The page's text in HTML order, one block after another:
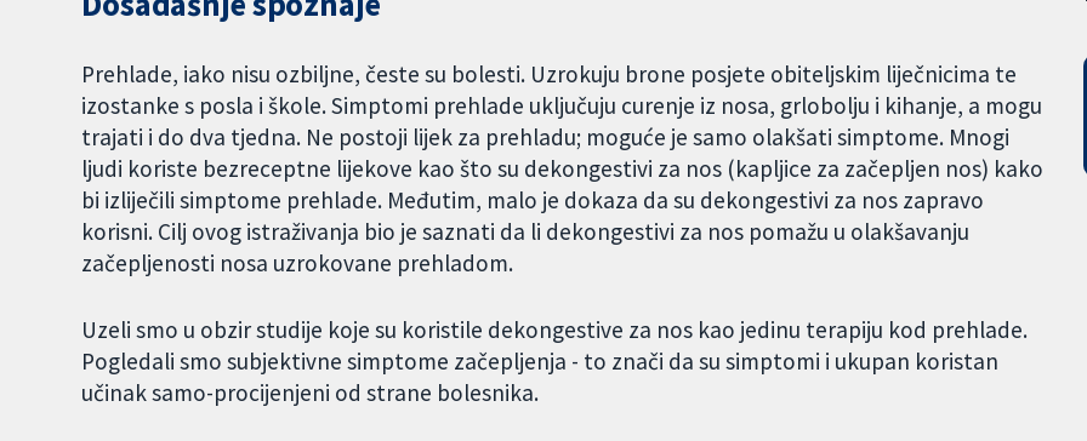
Prehlade, iako nisu ozbiljne, česte su bolesti. Uzrokuju brone posjete obiteljskim liječnicima te
izostanke s posla i škole. Simptomi prehlade uključuju curenje iz nosa, grlobolju i kihanje, a mogu
trajati i do dva tjedna. Ne postoji lijek za prehladu; moguće je samo olakšati simptome. Mnogi
ljudi koriste bezreceptne lijekove kao što su dekongestivi za nos (kapljice za začepljen nos) kako
bi izliječili simptome prehlade. Međutim, malo je dokaza da su dekongestivi za nos zapravo
korisni. Cilj ovog istraživanja bio je saznati da li dekongestivi za nos pomažu u olakšavanju
začepljenosti nosa uzrokovane prehladom.
Uzeli smo u obzir studije koje su koristile dekongestive za nos kao jedinu terapiju kod prehlade.
Pogledali smo subjektivne simptome začepljenja - to znači da su simptomi i ukupan koristan
učinak samo-procijenjeni od strane bolesnika.